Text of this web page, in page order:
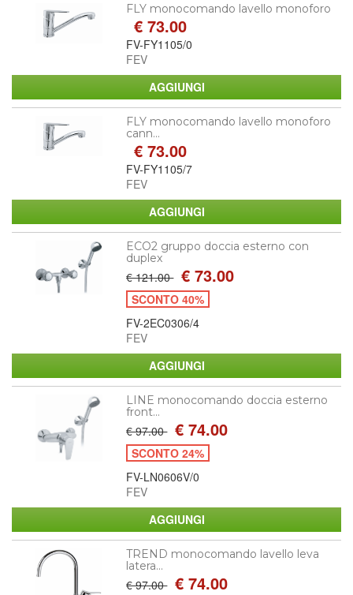
FLY monocomando lavello monoforo
€ 73.00
FV-FY1105/0
FEV
FLY monocomando lavello monoforo
cann...
€ 73.00
FV-FY1105/7
FEV
ECO2 gruppo doccia esterno con
duplex
€ 121.00 € 73.00
SCONTO 40%
FV-2EC0306/4
FEV
LINE monocomando doccia esterno
front...
€ 97.00 € 74.00
SCONTO 24%
FV-LN0606V/0
FEV
TREND monocomando lavello leva
latera...
€ 97.00 € 74.00